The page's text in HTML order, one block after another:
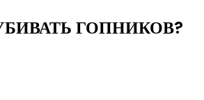
ГОПНИКОВ?